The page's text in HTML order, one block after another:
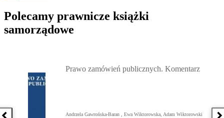
Polecamy prawnicze książki
samorządowe
Prawo zamówień publicznych. Komentarz
Andrzela Gawrońska-Baran , Ewa Wiktorowska, Adam Wiktorowski